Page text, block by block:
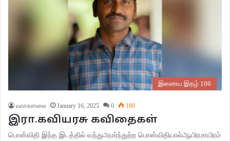
இணைய இதழ் 106
வாசகசாலை January 16, 2025 0 180
இரா.கவியரசு கவிதைகள்
பொன்விதி இந்த இடத்தில் வந்துஅமர்ந்துற்ற பொன்விதியால்ஆயிரமாயிரம்